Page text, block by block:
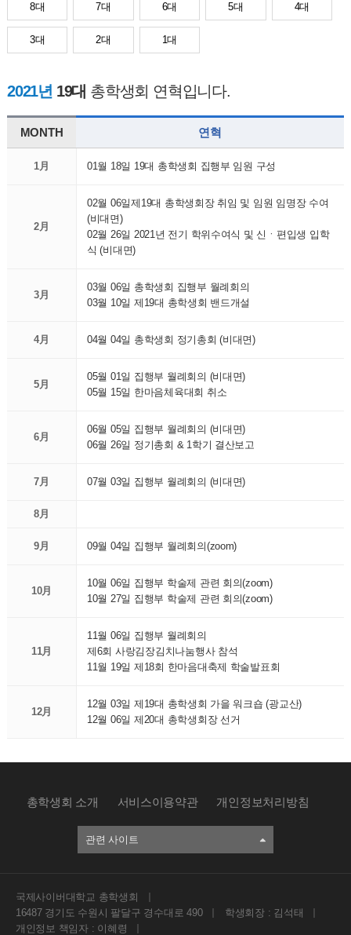
8대 7대 6대 5대 4대
3대 2대 1대
2021년 19대 총학생회 연혁입니다.
MONTH 연혁
1月 01월 18일 19대 총학생회 집행부 임원 구성
2月
02월 06일제19대 총학생회장 취임 및 임원 임명장 수여
(비대면)
02월 26일 2021년 전기 학위수여식 및 신ㆍ편입생 입학
식 (비대면)
3月
03월 06일 총학생회 집행부 월례회의
03월 10일 제19대 총학생회 밴드개설
4月 04월 04일 총학생회 정기총회 (비대면)
5月
05월 01일 집행부 월례회의 (비대면)
05월 15일 한마음체육대회 취소
6月
06월 05일 집행부 월례회의 (비대면)
06월 26일 정기총회 & 1학기 결산보고
7月 07월 03일 집행부 월례회의 (비대면)
8月
9月 09월 04일 집행부 월례회의(zoom)
10月
10월 06일 집행부 학술제 관련 회의(zoom)
10월 27일 집행부 학술제 관련 회의(zoom)
11月
11월 06일 집행부 월례회의
제6회 사랑김장김치나눔행사 참석
11월 19일 제18회 한마음대축제 학술발표회
12月
12월 03일 제19대 총학생회 가을 워크숍 (광교산)
12월 06일 제20대 총학생회장 선거
총학생회 소개 서비스이용약관 개인정보처리방침
관련 사이트
국제사이버대학교 총학생회
16487 경기도 수원시 팔달구 경수대로 490
학생회장 : 김석태
개인정보 책임자 : 이혜령